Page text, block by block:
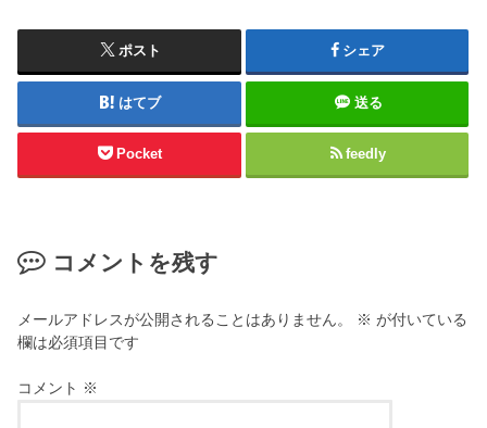
ポスト シェア
はてブ 送る
Pocket feedly
コメントを残す
メールアドレスが公開されることはありません。 ※ が付いている
欄は必須項目です
コメント ※